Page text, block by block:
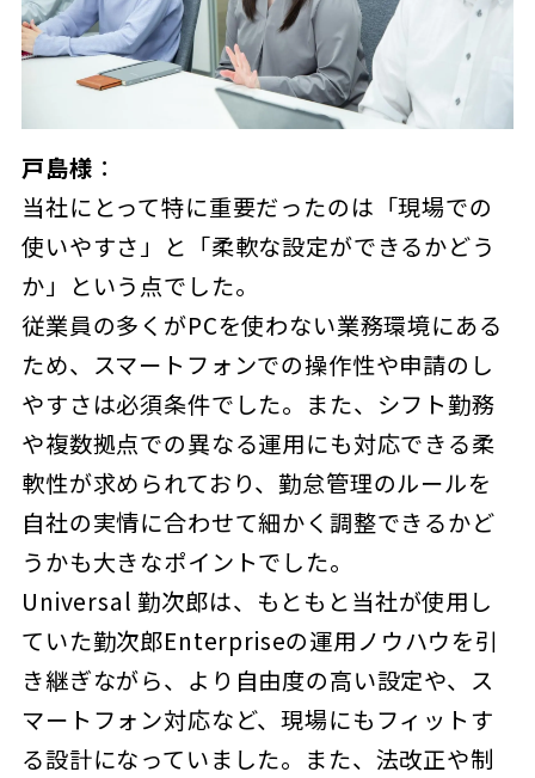
戸島様 ：
当社にとって特に重要だったのは「現場での
使いやすさ」と「柔軟な設定ができるかどう
か」という点でした。
従業員の多くがPCを使わない業務環境にある
ため、スマートフォンでの操作性や申請のし
やすさは必須条件でした。また、シフト勤務
や複数拠点での異なる運用にも対応できる柔
軟性が求められており、勤怠管理のルールを
自社の実情に合わせて細かく調整できるかど
うかも大きなポイントでした。
Universal 勤次郎は、もともと当社が使用し
ていた勤次郎Enterpriseの運用ノウハウを引
き継ぎながら、より自由度の高い設定や、ス
マートフォン対応など、現場にもフィットす
る設計になっていました。また、法改正や制